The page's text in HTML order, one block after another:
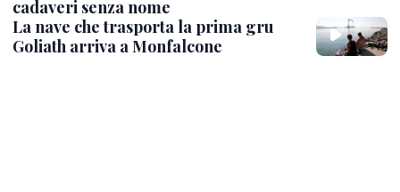
cadaveri senza nome
La nave che trasporta la prima gru
Goliath arriva a Monfalcone